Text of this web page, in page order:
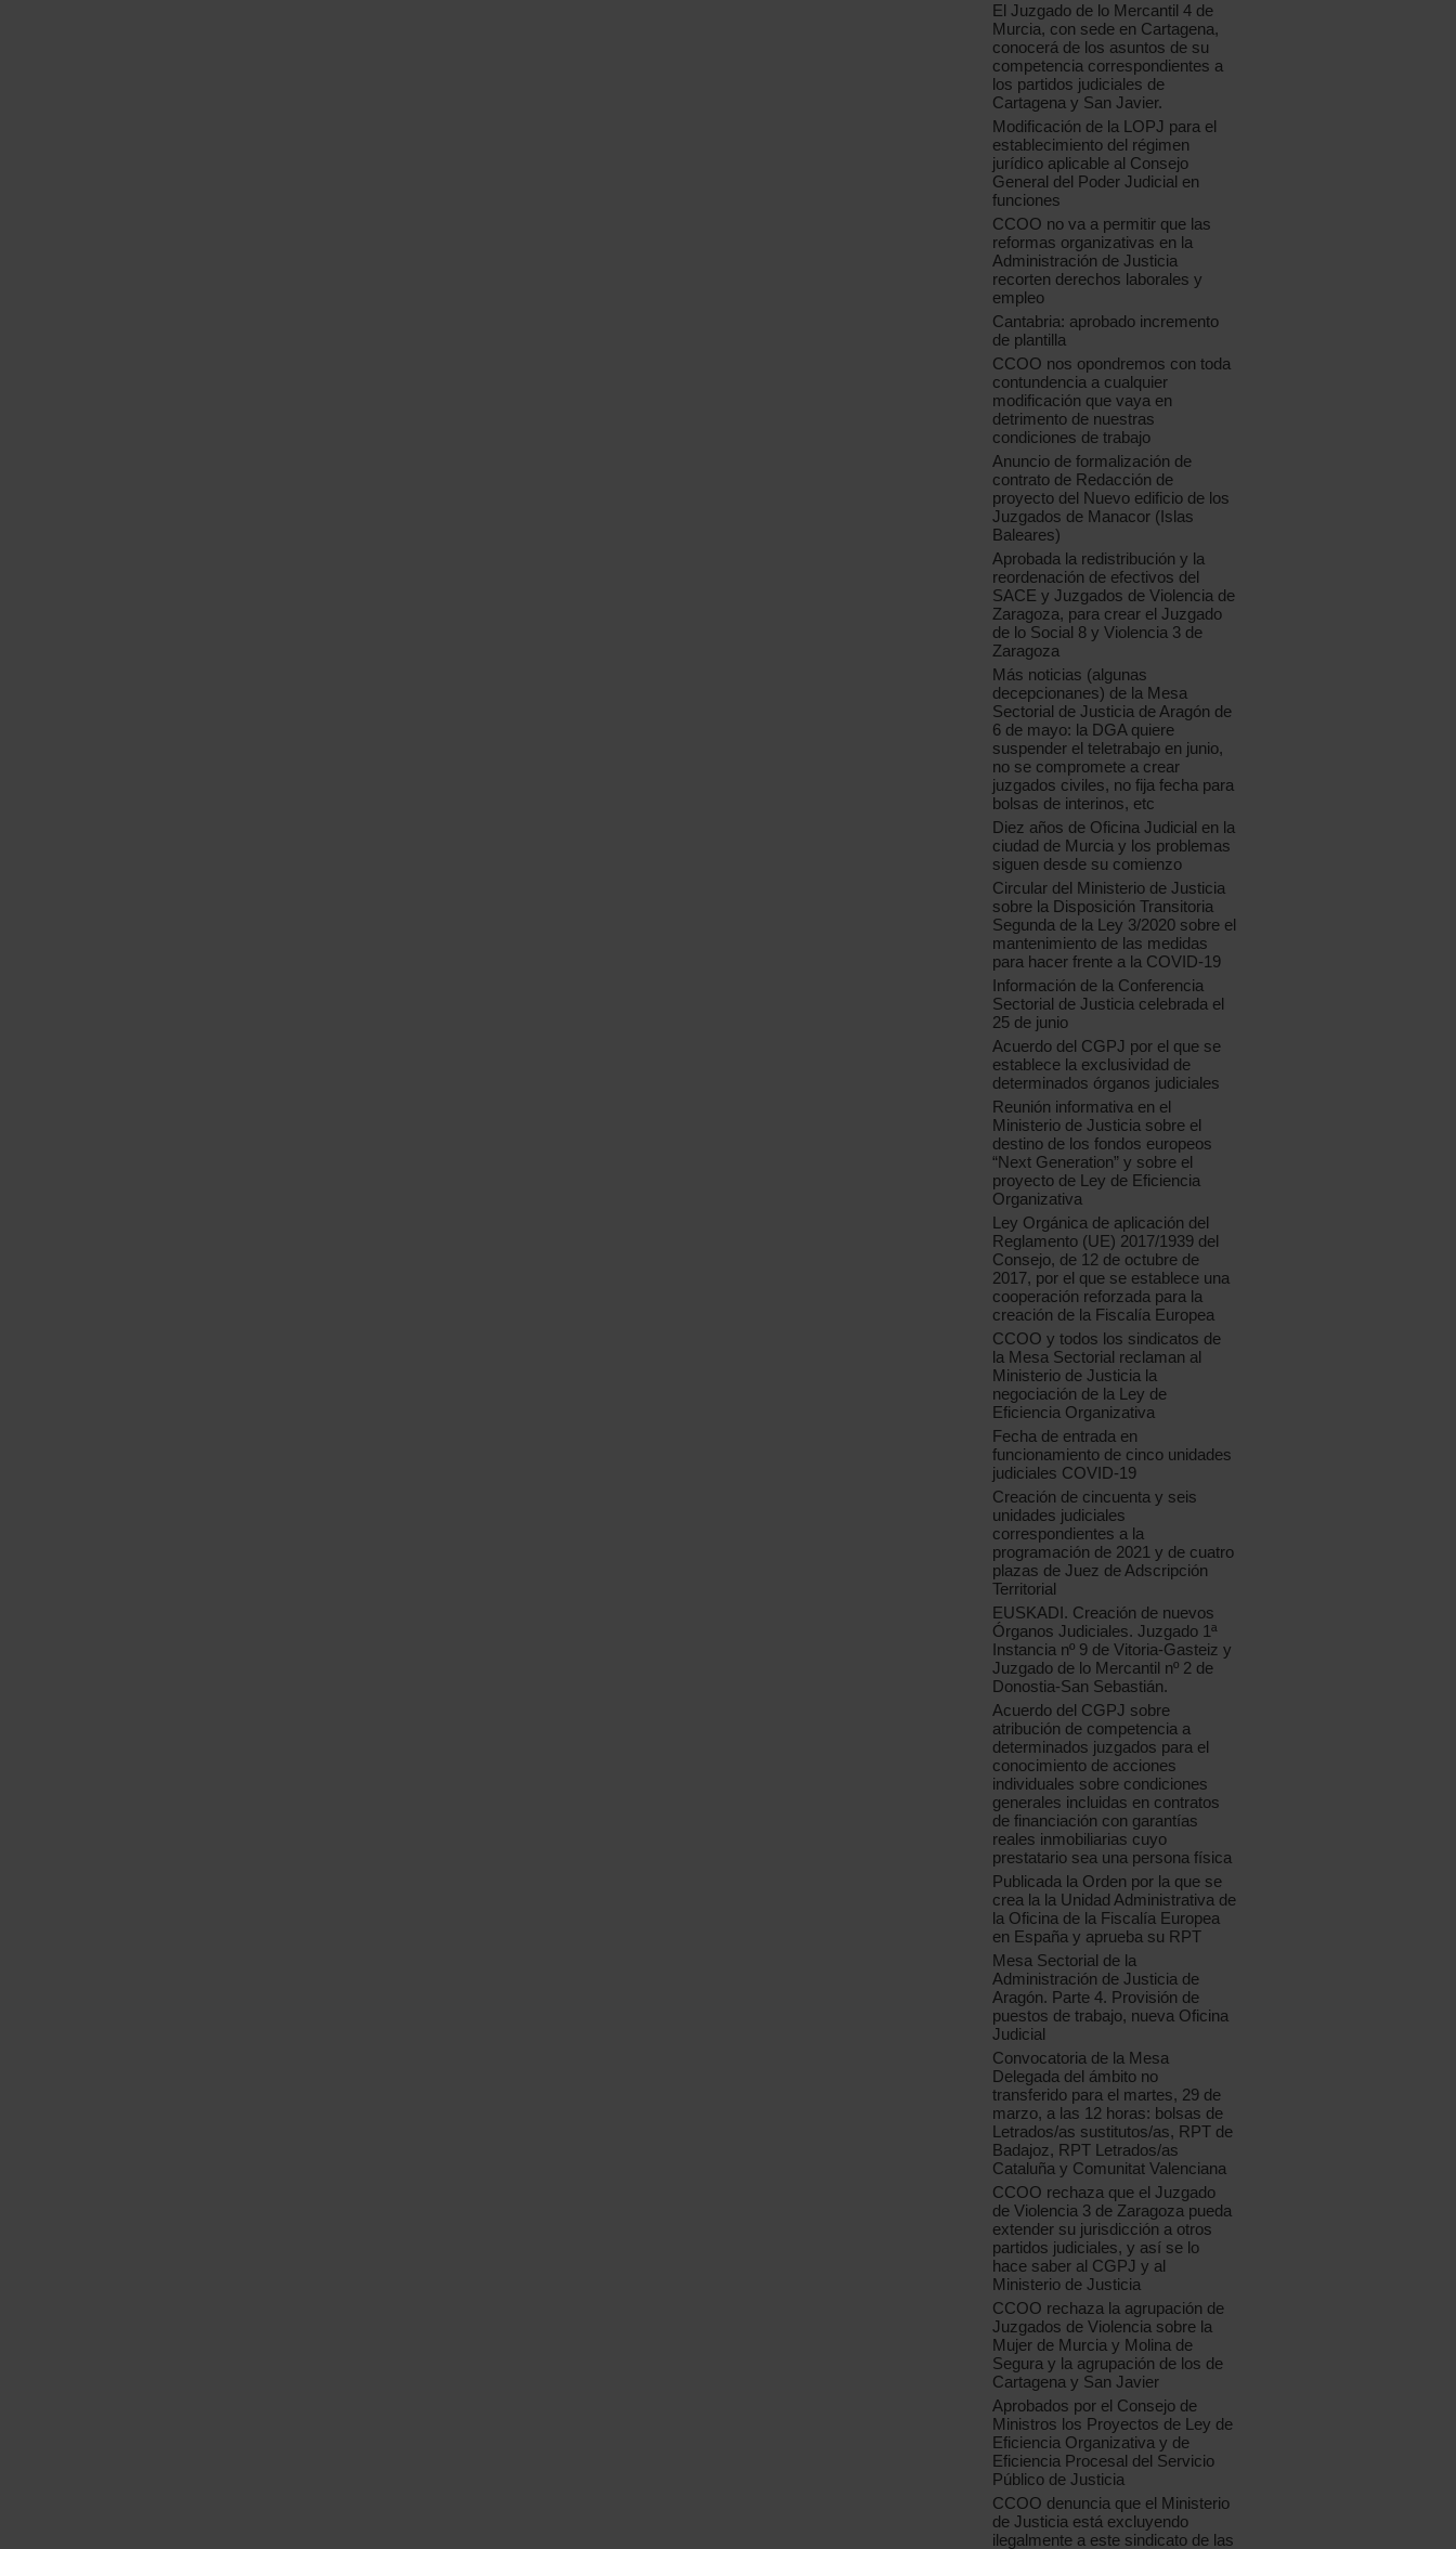
El Juzgado de lo Mercantil 4 de
Murcia, con sede en Cartagena,
conocerá de los asuntos de su
competencia correspondientes a
los partidos judiciales de
Cartagena y San Javier.
Modificación de la LOPJ para el
establecimiento del régimen
jurídico aplicable al Consejo
General del Poder Judicial en
funciones
CCOO no va a permitir que las
reformas organizativas en la
Administración de Justicia
recorten derechos laborales y
empleo
Cantabria: aprobado incremento
de plantilla
CCOO nos opondremos con toda
contundencia a cualquier
modificación que vaya en
detrimento de nuestras
condiciones de trabajo
Anuncio de formalización de
contrato de Redacción de
proyecto del Nuevo edificio de los
Juzgados de Manacor (Islas
Baleares)
Aprobada la redistribución y la
reordenación de efectivos del
SACE y Juzgados de Violencia de
Zaragoza, para crear el Juzgado
de lo Social 8 y Violencia 3 de
Zaragoza
Más noticias (algunas
decepcionanes) de la Mesa
Sectorial de Justicia de Aragón de
6 de mayo: la DGA quiere
suspender el teletrabajo en junio,
no se compromete a crear
juzgados civiles, no fija fecha para
bolsas de interinos, etc
Diez años de Oficina Judicial en la
ciudad de Murcia y los problemas
siguen desde su comienzo
Circular del Ministerio de Justicia
sobre la Disposición Transitoria
Segunda de la Ley 3/2020 sobre el
mantenimiento de las medidas
para hacer frente a la COVID-19
Información de la Conferencia
Sectorial de Justicia celebrada el
25 de junio
Acuerdo del CGPJ por el que se
establece la exclusividad de
determinados órganos judiciales
Reunión informativa en el
Ministerio de Justicia sobre el
destino de los fondos europeos
“Next Generation” y sobre el
proyecto de Ley de Eficiencia
Organizativa
Ley Orgánica de aplicación del
Reglamento (UE) 2017/1939 del
Consejo, de 12 de octubre de
2017, por el que se establece una
cooperación reforzada para la
creación de la Fiscalía Europea
CCOO y todos los sindicatos de
la Mesa Sectorial reclaman al
Ministerio de Justicia la
negociación de la Ley de
Eficiencia Organizativa
Fecha de entrada en
funcionamiento de cinco unidades
judiciales COVID-19
Creación de cincuenta y seis
unidades judiciales
correspondientes a la
programación de 2021 y de cuatro
plazas de Juez de Adscripción
Territorial
EUSKADI. Creación de nuevos
Órganos Judiciales. Juzgado 1ª
Instancia nº 9 de Vitoria-Gasteiz y
Juzgado de lo Mercantil nº 2 de
Donostia-San Sebastián.
Acuerdo del CGPJ sobre
atribución de competencia a
determinados juzgados para el
conocimiento de acciones
individuales sobre condiciones
generales incluidas en contratos
de financiación con garantías
reales inmobiliarias cuyo
prestatario sea una persona física
Publicada la Orden por la que se
crea la la Unidad Administrativa de
la Oficina de la Fiscalía Europea
en España y aprueba su RPT
Mesa Sectorial de la
Administración de Justicia de
Aragón. Parte 4. Provisión de
puestos de trabajo, nueva Oficina
Judicial
Convocatoria de la Mesa
Delegada del ámbito no
transferido para el martes, 29 de
marzo, a las 12 horas: bolsas de
Letrados/as sustitutos/as, RPT de
Badajoz, RPT Letrados/as
Cataluña y Comunitat Valenciana
CCOO rechaza que el Juzgado
de Violencia 3 de Zaragoza pueda
extender su jurisdicción a otros
partidos judiciales, y así se lo
hace saber al CGPJ y al
Ministerio de Justicia
CCOO rechaza la agrupación de
Juzgados de Violencia sobre la
Mujer de Murcia y Molina de
Segura y la agrupación de los de
Cartagena y San Javier
Aprobados por el Consejo de
Ministros los Proyectos de Ley de
Eficiencia Organizativa y de
Eficiencia Procesal del Servicio
Público de Justicia
CCOO denuncia que el Ministerio
de Justicia está excluyendo
ilegalmente a este sindicato de las